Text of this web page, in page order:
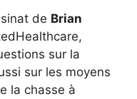
de Brian
sur la
sur les moyens
la chasse à